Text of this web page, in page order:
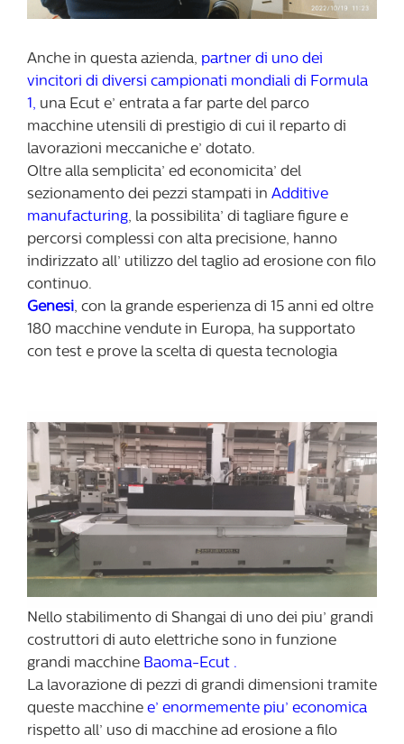
Anche in questa azienda, partner di uno dei
vincitori di diversi campionati mondiali di Formula
1, una Ecut e’ entrata a far parte del parco
macchine utensili di prestigio di cui il reparto di
lavorazioni meccaniche e’ dotato.
Oltre alla semplicita’ ed economicita’ del
sezionamento dei pezzi stampati in Additive
manufacturing, la possibilita’ di tagliare figure e
percorsi complessi con alta precisione, hanno
indirizzato all’ utilizzo del taglio ad erosione con filo
continuo.
Genesi, con la grande esperienza di 15 anni ed oltre
180 macchine vendute in Europa, ha supportato
con test e prove la scelta di questa tecnologia
Nello stabilimento di Shangai di uno dei piu’ grandi
costruttori di auto elettriche sono in funzione
grandi macchine Baoma-Ecut .
La lavorazione di pezzi di grandi dimensioni tramite
queste macchine e’ enormemente piu’ economica
rispetto all’ uso di macchine ad erosione a filo